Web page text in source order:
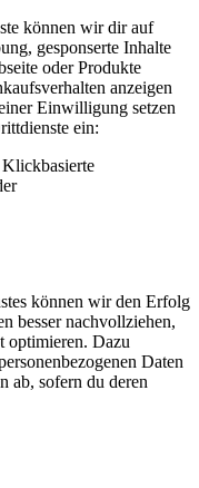
können wir dir auf
gesponserte Inhalte
oder Produkte
anzeigen
Einwilligung setzen
ein:
können wir den Erfolg
besser nachvollziehen,
optimieren. Dazu
Daten
ab, sofern du deren